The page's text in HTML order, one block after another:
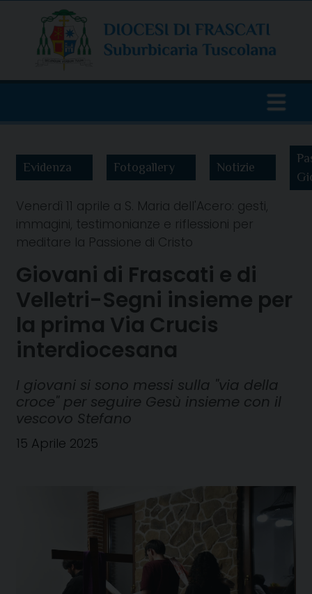
content
Evidenza Fotogallery Notizie
Venerdì 11 aprile a S. Maria dell'Acero: gesti,
immagini, testimonianze e riflessioni per
meditare la Passione di Cristo
Giovani di Frascati e di
Velletri-Segni insieme per
la prima Via Crucis
interdiocesana
I giovani si sono messi sulla "via della
croce" per seguire Gesù insieme con il
vescovo Stefano
15 Aprile 2025